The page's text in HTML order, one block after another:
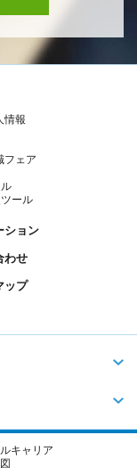
情報
フェア
ール
ション
わせ
ップ
キャリア